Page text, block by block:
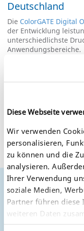
Diese Webseite
Wir verwenden
personalisieren,
zu können und die
analysieren.
Ihrer Verwendung
soziale Medien,
Partner führen
weiteren Daten
haben oder die sie
Deutschland
Die ColorGATE Digital
der Entwicklung
unterschiedlichste
Anwendungsbereiche.
Die mit Bestnoten
Spectrophotometer,
SEH arbeitet mit
weltweit. Für die